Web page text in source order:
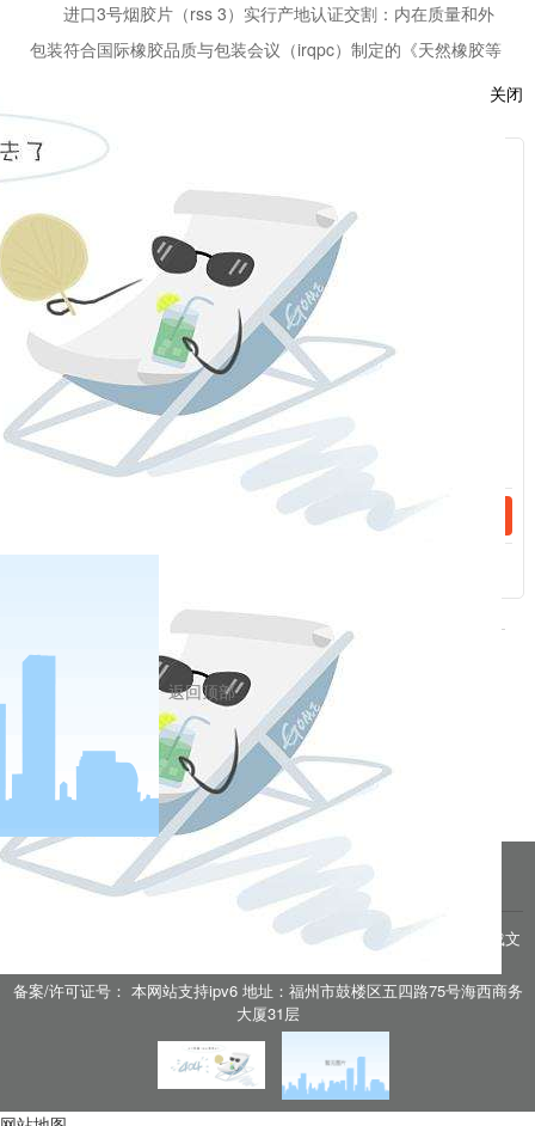
进口3号烟胶片（rss 3）实行产地认证交割：内在质量和外
包装符合国际橡胶品质与包装会议（irqpc）制定的《天然橡胶等
级的品质与包装国际标准（绿皮书）》（1979年版）标准的，泰
国、马来西亚、印度尼西亚、斯里兰卡等国生产的3号烟胶片
（rss 3）。
三、指定交割仓库
由交易所指定并另行公告，异地交割仓库升贴水标准由交易
所规定并公告。
注：根据上期所公告【2019】89号文修订
附表一：上海期货交易所国产天然橡胶注册商标。生产加工分公
司汇总表
上海期货交易所天然橡胶期货交易、交割一览表
上海期货交易所指定天然橡胶质量检验机构
上海期货交易所天然橡胶期货指定交割仓库
上海期货交易所天然橡胶品种手册
分享到
pa凯发真人网娱乐的友情链接： |
pa凯发真人网娱乐 copyright © 2016 福能期货股份有限公司 本网站所载文
备案/许可证号： 本网站支持ipv6 地址：福州市鼓楼区五四路75号海西商务
大厦31层
关闭
返回顶部